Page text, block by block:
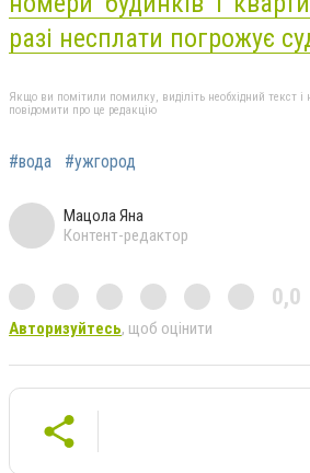
разі несплати погрожує
Якщо ви помітили помилку, виділіть необхідний текст і
повідомити про це редакцію
#вода #ужгород
Мацола Яна
Контент-редактор
0,0
Авторизуйтесь, щоб оцінити